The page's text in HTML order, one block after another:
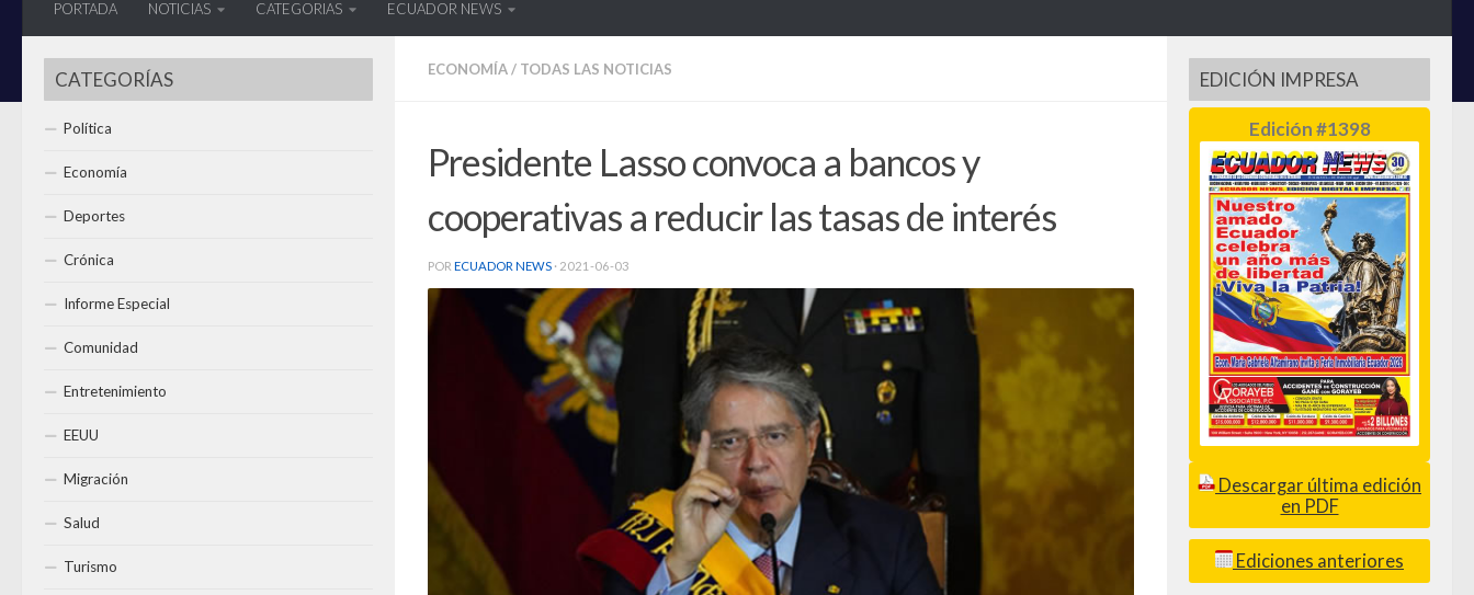
PORTADA NOTICIAS CATEGORIAS ECUADOR NEWS
ECONOMÍA/ TODAS LAS NOTICIAS
Presidente Lasso convoca a bancos y
cooperativas a reducir las tasas de interés
POR ECUADOR NEWS · 2021-06-03
CATEGORÍAS
Política
Economía
Deportes
Crónica
Informe Especial
Comunidad
Entretenimiento
EEUU
Migración
Salud
Turismo
EDICIÓN IMPRESA
Edición #1398
Descargar última edición
en PDF
Ediciones anteriores